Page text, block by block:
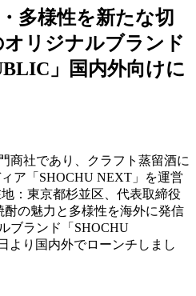
多様性を新たな切
オリジナルブランド
」国内外向けに
商社であり、クラフト蒸留酒に
ア「SHOCHU NEXT」を運営
：東京都杉並区、代表取締役
の魅力と多様性を海外に発信
ブランド「SHOCHU
より国内外でローンチしまし